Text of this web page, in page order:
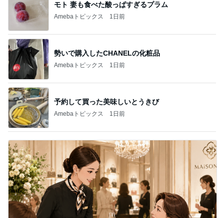
モト 妻も食べた酸っぱすぎるプラム
Amebaトピックス 1日前
勢いで購入したCHANELの化粧品
Amebaトピックス 1日前
予約して買った美味しいとうきび
Amebaトピックス 1日前